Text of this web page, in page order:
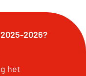
2026?
het